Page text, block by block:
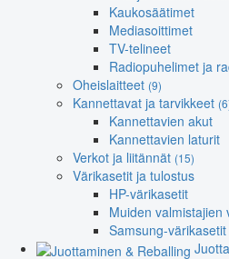
Kaukosäätimet
Mediasoittimet
TV-telineet
Radiopuhelimet ja
Oheislaitteet (9)
Kannettavat ja tarvikkeet
Kannettavien akut
Kannettavien laturit
Verkot ja liitännät (15)
Värikasetit ja tulostus
HP-värikasetit
Muiden valmistajien
Samsung-värikasetit